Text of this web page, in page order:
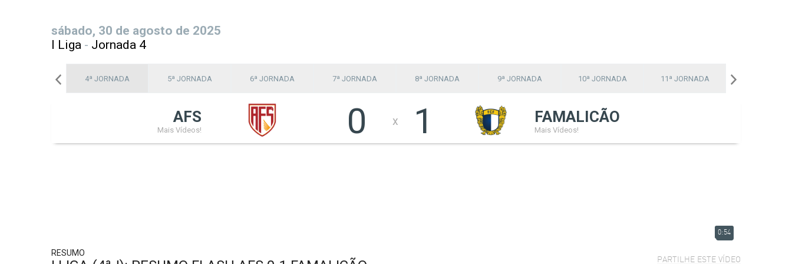
sábado, 30 de agosto de 2025
I Liga - Jornada 4
4ª JORNADA 5ª JORNADA 6ª JORNADA 7ª JORNADA 8ª JORNADA 9ª JORNADA 10ª JORNADA 11ª JORNADA
AFS
Mais Vídeos! 0 x 1 FAMALICÃO
Mais Vídeos!
0:54
RESUMO
PARTILHE ESTE VÍDEO